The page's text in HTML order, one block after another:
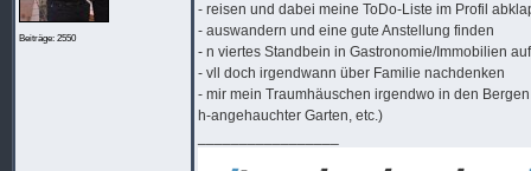
Beiträge: 2550
- reisen und dabei meine ToDo-Liste im Profil
- auswandern und eine gute Anstellung finden
- n viertes Standbein in Gastronomie/Immobilien
- vll doch irgendwann über Familie nachdenken
- mir mein Traumhäuschen irgendwo in den
h-angehauchter Garten, etc.)